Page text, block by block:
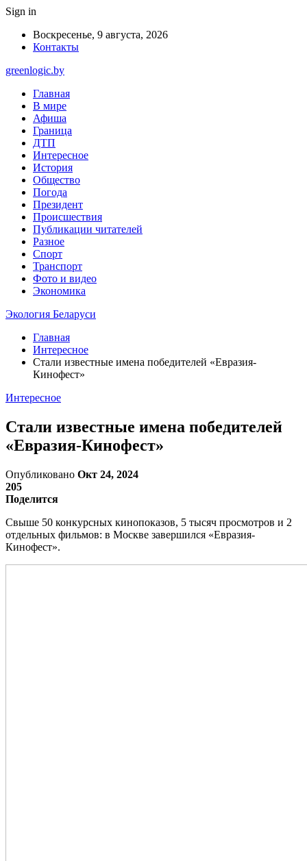
Sign in
Воскресенье, 9 августа, 2026
Контакты
greenlogic.by
Главная
В мире
Афиша
Граница
ДТП
Интересное
История
Общество
Погода
Президент
Происшествия
Публикации читателей
Разное
Спорт
Транспорт
Фото и видео
Экономика
Экология Беларуси
Главная
Интересное
Стали известные имена победителей «Евразия-
Кинофест»
Интересное
Стали известные имена победителей
«Евразия-Кинофест»
Опубликовано Окт 24, 2024
205
Поделится
Свыше 50 конкурсных кинопоказов, 5 тысяч просмотров и 2
отдельных фильмов: в Москве завершился «Евразия-
Кинофест».